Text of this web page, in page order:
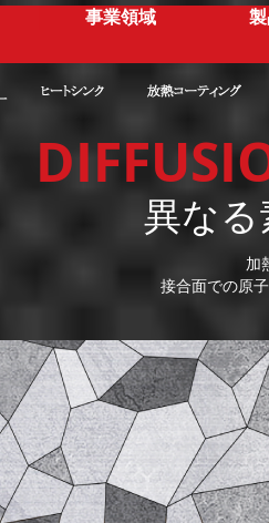
事業領域
異なる
加
接合面での原